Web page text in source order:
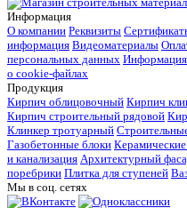
Информация
О компании Реквизиты
информация Видеоматериалы
персональных данных Информация
о cookie-файлах
Продукция
Кирпич облицовочный Кирпич
Кирпич строительный рядовой
Клинкер тротуарный
Газобетонные блоки
и канализация Архитектурный
поребрики Плитка для ступеней
Мы в соц. сетях